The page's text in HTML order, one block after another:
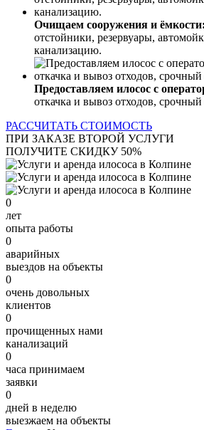
Очищаем сооружения и ёмкости:
отстойники, резервуары,
канализацию.
Предоставляем илосос с
откачка и вывоз отходов,
РАССЧИТАТЬ СТОИМОСТЬ
ПРИ ЗАКАЗЕ ВТОРОЙ УСЛУГИ
ПОЛУЧИТЕ СКИДКУ 50%
0
лет
опыта работы
0
аварийных
выездов на объекты
0
очень довольных
клиентов
0
прочищенных нами
канализаций
0
часа принимаем
заявки
0
дней в неделю
выезжаем на объекты